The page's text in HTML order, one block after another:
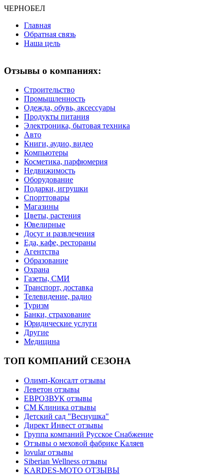
ЧЕРНОБЕЛ
Главная
Обратная связь
Наша цель
Отзывы о компаниях:
Строительство
Промышленность
Одежда, обувь, аксессуары
Продукты питания
Электроника, бытовая техника
Авто
Книги, аудио, видео
Компьютеры
Косметика, парфюмерия
Недвижимость
Оборудование
Подарки, игрушки
Спорттовары
Магазины
Цветы, растения
Ювелирные
Досуг и развлечения
Еда, кафе, рестораны
Агентства
Образование
Охрана
Газеты, СМИ
Транспорт, доставка
Телевидение, радио
Туризм
Банки, страхование
Юридические услуги
Другие
Медицина
ТОП КОМПАНИЙ СЕЗОНА
Олимп-Консалт отзывы
Леветон отзывы
ЕВРОЗВУК отзывы
СМ Клиника отзывы
Детский сад "Веснушка"
Директ Инвест отзывы
Группа компаний Русское Снабжение
Отзывы о меховой фабрике Каляев
lovular отзывы
Siberian Wellness отзывы
KARDES-MOTO ОТЗЫВЫ